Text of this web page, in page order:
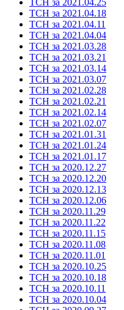
ТСН за 2021.04.18
ТСН за 2021.04.11
ТСН за 2021.04.04
ТСН за 2021.03.28
ТСН за 2021.03.21
ТСН за 2021.03.14
ТСН за 2021.03.07
ТСН за 2021.02.28
ТСН за 2021.02.21
ТСН за 2021.02.14
ТСН за 2021.02.07
ТСН за 2021.01.31
ТСН за 2021.01.24
ТСН за 2021.01.17
ТСН за 2020.12.27
ТСН за 2020.12.20
ТСН за 2020.12.13
ТСН за 2020.12.06
ТСН за 2020.11.29
ТСН за 2020.11.22
ТСН за 2020.11.15
ТСН за 2020.11.08
ТСН за 2020.11.01
ТСН за 2020.10.25
ТСН за 2020.10.18
ТСН за 2020.10.11
ТСН за 2020.10.04